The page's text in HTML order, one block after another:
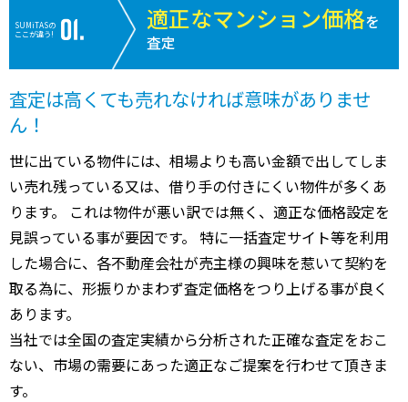
SUMiTASの
ここが違う!
適正なマンション価格を
査定
査定は高くても売れなければ意味がありませ
ん！
世に出ている物件には、相場よりも高い金額で出してしま
い売れ残っている又は、借り手の付きにくい物件が多くあ
ります。 これは物件が悪い訳では無く、適正な価格設定を
見誤っている事が要因です。 特に一括査定サイト等を利用
した場合に、各不動産会社が売主様の興味を惹いて契約を
取る為に、形振りかまわず査定価格をつり上げる事が良く
あります。
当社では全国の査定実績から分析された正確な査定をおこ
ない、市場の需要にあった適正なご提案を行わせて頂きま
す。